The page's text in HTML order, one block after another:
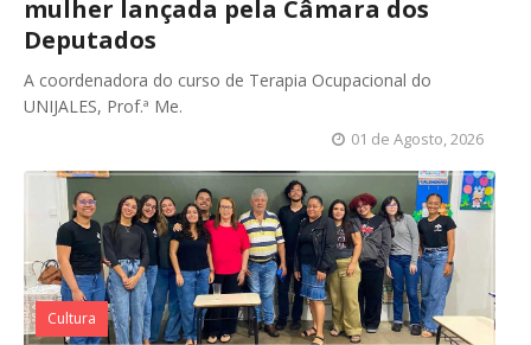
mulher lançada pela Câmara dos
Deputados
A coordenadora do curso de Terapia Ocupacional do
UNIJALES, Prof.ª Me.
01 de Agosto, 2026
Cultura